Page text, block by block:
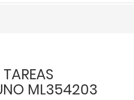
ML354203